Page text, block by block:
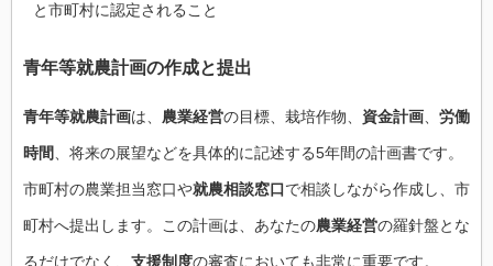
と市町村に認定されること
青年等就農計画の作成と提出
青年等就農計画は、 農業経営の目標、栽培作物、 資金計画 労働
時間 、将来の展望などを具体的に記述する5年間の計画書です。
市町村の農業担当窓口や就農相談窓口で相談しながら作成し、市
町村へ提出します。この計画は、あなたの農業経営の羅針盤とな
るだけでなく、 支援制度の審査においても非常に重要です。